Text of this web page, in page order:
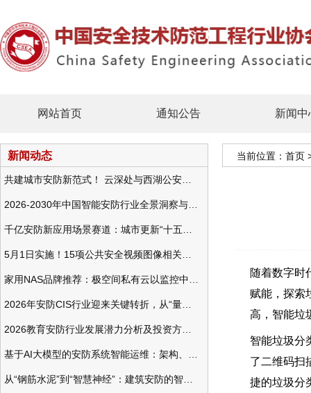
网站首页 通知公告 新闻中
新闻动态 当前位置： 首页
随着数字时
赋能，探索
高，智能垃
智能垃圾分
了二维码扫
捷的垃圾分